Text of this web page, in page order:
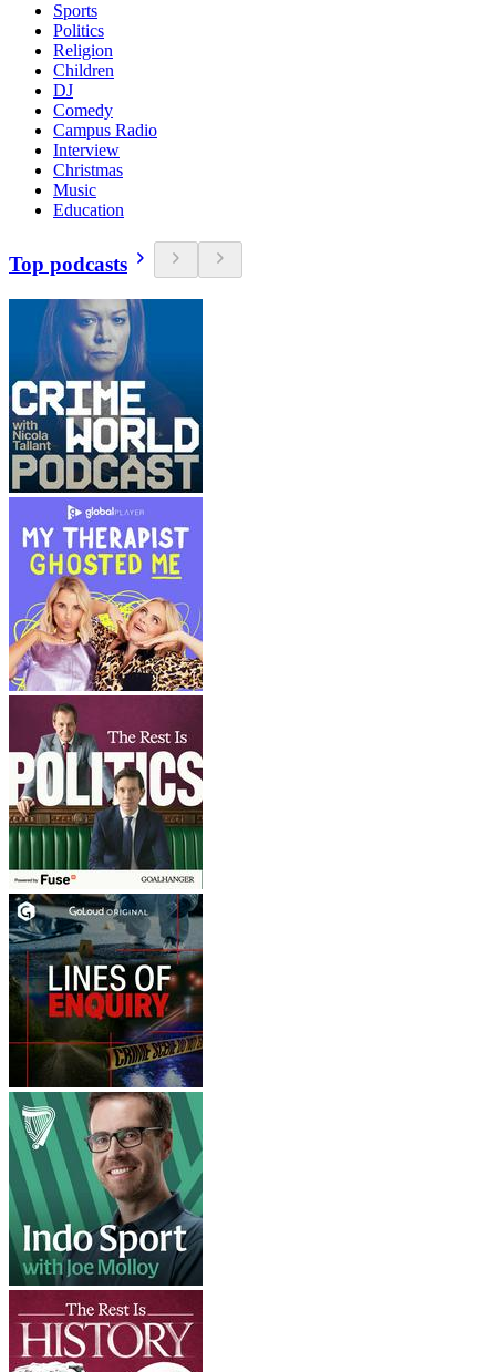
Sports
Politics
Religion
Children
DJ
Comedy
Campus Radio
Interview
Christmas
Music
Education
Top podcasts